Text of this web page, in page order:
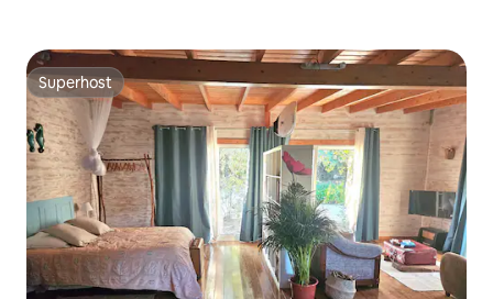
Superhost
Superhost